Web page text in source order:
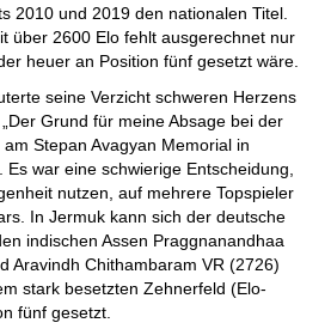
2010 und 2019 den nationalen Titel.
über 2600 Elo fehlt ausgerechnet nur
heuer an Position fünf gesetzt wäre.
seine Verzicht schweren Herzens
Grund für meine Absage bei der
Stepan Avagyan Memorial in
war eine schwierige Entscheidung,
nutzen, auf mehrere Topspieler
In Jermuk kann sich der deutsche
indischen Assen Praggnanandhaa
Aravindh Chithambaram VR (2726)
stark besetzten Zehnerfeld (Elo-
fünf gesetzt.